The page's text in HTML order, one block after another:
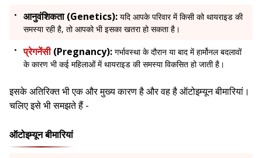
आनुवंशिकता (Genetics): यदि आपके परिवार में किसी को थायराइड की
समस्या रही है, तो आपको भी इसका खतरा हो सकता है।
प्रेगनेंसी(Pregnancy): गर्भावस्था के दौरान या बाद में हार्मोनल बदलावों
के कारण भी कई महिलाओं में थायराइड की समस्या विकसित हो जाती है।
इसके अतिरिक्त भी एक और मुख्य कारण है और वह है ऑटोइम्यून बीमारियां।
चलिए इसे भी समझते हैं -
ऑटोइम्यून बीमारियां